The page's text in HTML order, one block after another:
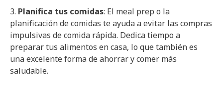
3. Planifica tus comidas: El meal prep o la
planificación de comidas te ayuda a evitar las compras
impulsivas de comida rápida. Dedica tiempo a
preparar tus alimentos en casa, lo que también es
una excelente forma de ahorrar y comer más
saludable.